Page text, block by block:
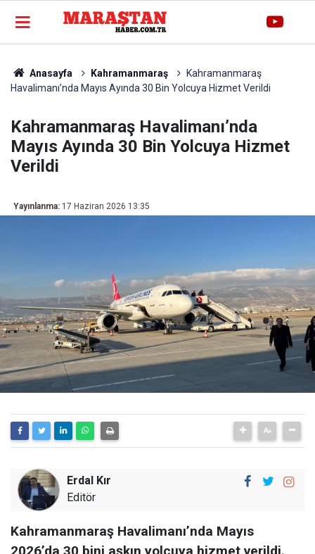
Anasayfa Kahramanmaraş
Kahramanmaraş
Havalimanı’nda Mayıs Ayında 30 Bin Yolcuya Hizmet Verildi
Kahramanmaraş Havalimanı’nda
Mayıs Ayında 30 Bin Yolcuya Hizmet
Verildi
Yayınlanma: 17 Haziran 2026 13:35
Erdal Kır
Editör
Kahramanmaraş Havalimanı’nda Mayıs